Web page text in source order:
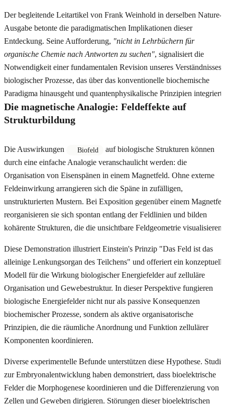
Der begleitende Leitartikel von Frank Weinhold in derselben Nature-
Ausgabe betonte die paradigmatischen Implikationen dieser
Entdeckung. Seine Aufforderung, "nicht in Lehrbüchern für
organische Chemie nach Antworten zu suchen", signalisiert die
Notwendigkeit einer fundamentalen Revision unseres Verständnisses
biologischer Prozesse, das über das konventionelle biochemische
Paradigma hinausgeht und quantenphysikalische Prinzipien integriert.
Die magnetische Analogie: Feldeffekte auf
Strukturbildung
Die Auswirkungen Biofeld
auf biologische Strukturen können
durch eine einfache Analogie veranschaulicht werden: die
Organisation von Eisenspänen in einem Magnetfeld. Ohne externe
Feldeinwirkung arrangieren sich die Späne in zufälligen,
unstrukturierten Mustern. Bei Exposition gegenüber einem
reorganisieren sie sich spontan entlang der Feldlinien und bilden
kohärente Strukturen, die die unsichtbare Feldgeometrie visualisieren.
Diese Demonstration illustriert Einstein's Prinzip "Das Feld ist das
alleinige Lenkungsorgan des Teilchens" und offeriert ein
Modell für die Wirkung biologischer Energiefelder auf zelluläre
Organisation und Gewebestruktur. In dieser Perspektive fungieren
biologische Energiefelder nicht nur als passive Konsequenzen
biochemischer Prozesse, sondern als aktive organisatorische
Prinzipien, die die räumliche Anordnung und Funktion zellulärer
Komponenten koordinieren.
Diverse experimentelle Befunde unterstützen diese Hypothese.
zur Embryonalentwicklung haben demonstriert, dass bioelektrische
Felder die Morphogenese koordinieren und die Differenzierung von
Zellen und Geweben dirigieren. Störungen dieser bioelektrischen